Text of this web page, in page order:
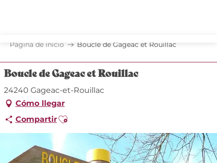
principal
Página de inicio Boucle de Gageac et Rouillac
Boucle de Gageac et Rouillac
24240 Gageac-et-Rouillac
Cómo llegar
CompartirAjouter aux favoris